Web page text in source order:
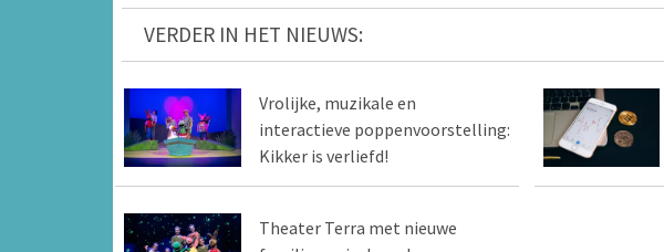
VERDER IN HET NIEUWS:
Vrolijke, muzikale en
interactieve poppenvoorstelling:
Kikker is verliefd!
Theater Terra met nieuwe